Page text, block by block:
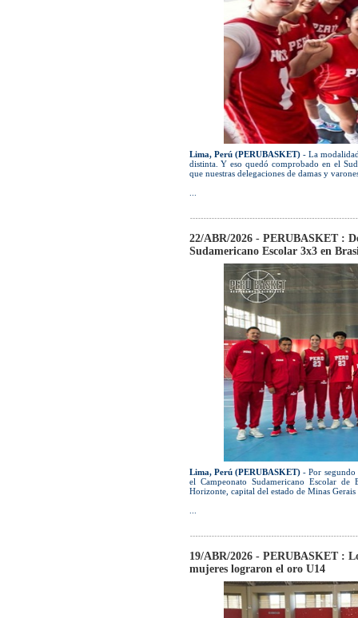
Lima, Perú (PERUBASKET)- La
distinta. Y eso quedó comprobado en el
que nuestras delegaciones de damas y
22/ABR/2026 - PERUBASKET :
Sudamericano Escolar 3x3 en
Lima, Perú (PERUBASKET)- Por segundo
el Campeonato Sudamericano Escolar
Horizonte, capital del estado de Minas
19/ABR/2026 - PERUBASKET :
mujeres lograron el oro U14